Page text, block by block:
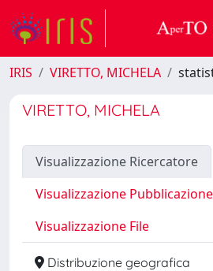
IRIS VIRETTO, MICHELA
VIRETTO, MICHELA
Visualizzazione Ricercatore
Visualizzazione Pubblicazione
Visualizzazione File
Distribuzione geografica